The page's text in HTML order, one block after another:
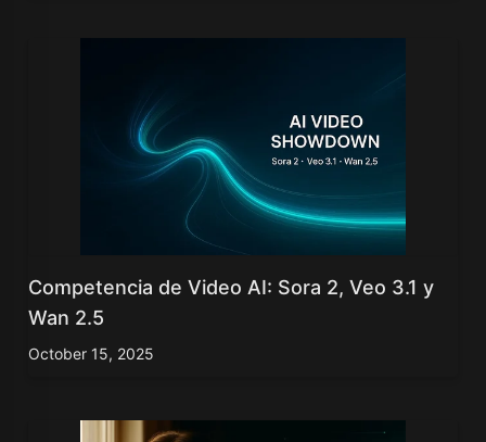
Competencia de Video AI: Sora 2, Veo 3.1 y
Wan 2.5
October 15, 2025